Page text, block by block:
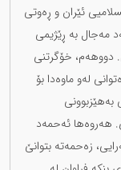
ئێران و ڕەوتی
مەجال بە ڕێژیمی
دووهەم، خۆگرتنی
لەو ماوەدا بۆ
هەروەها ئەحمەد
زەحمەتە بتوانێ